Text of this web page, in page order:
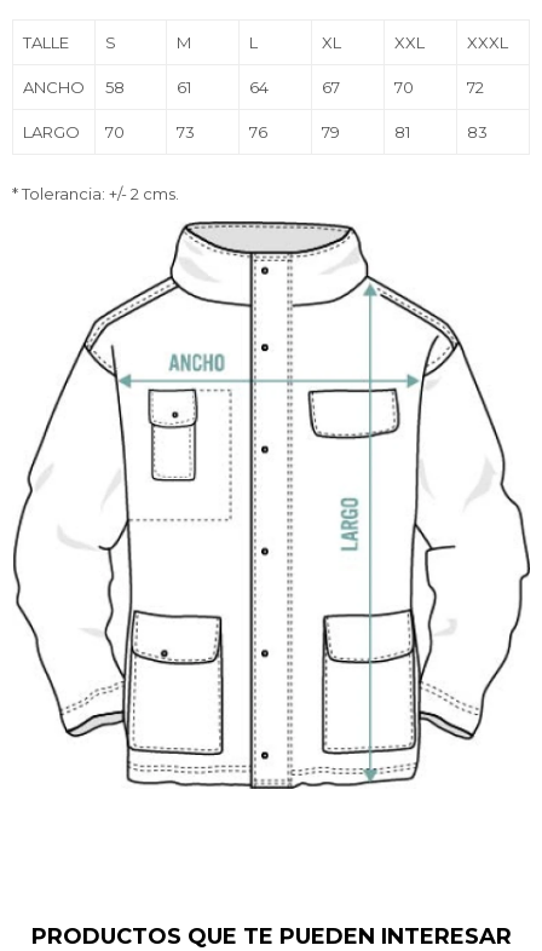
TALLE S M L XL XXL XXXL
ANCHO 58 61 64 67 70 72
LARGO 70 73 76 79 81 83
* Tolerancia: +/- 2 cms.
PRODUCTOS QUE TE PUEDEN INTERESAR